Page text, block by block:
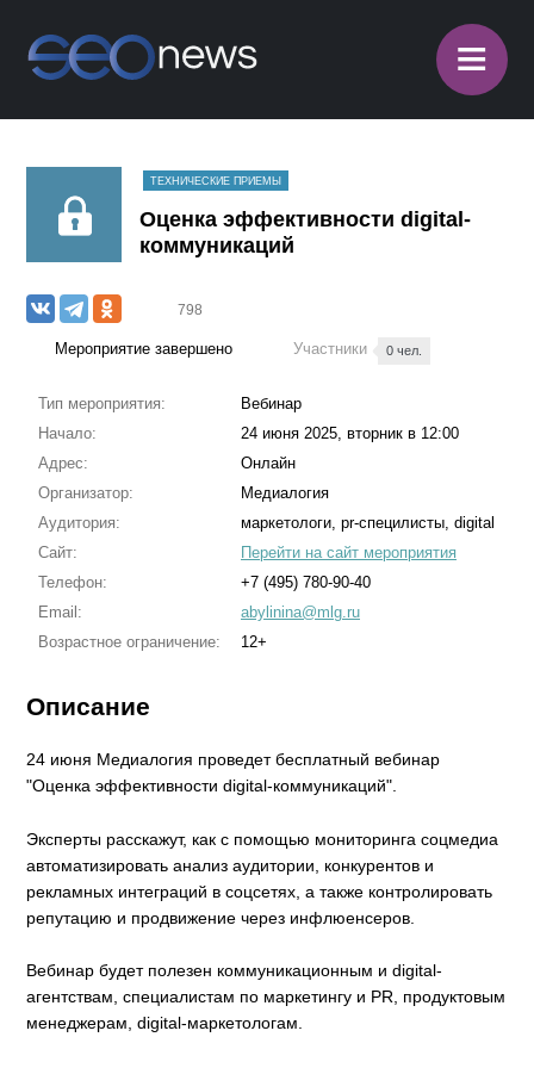
≡
ТЕХНИЧЕСКИЕ ПРИЕМЫ
Оценка эффективности digital-
коммуникаций
798
Мероприятие завершено Участники 0 чел.
Тип мероприятия:
Вебинар
Начало:
24 июня 2025, вторник в 12:00
Адрес:
Онлайн
Организатор:
Медиалогия
Аудитория:
маркетологи, pr-специлисты, digital
Сайт:
Перейти на сайт мероприятия
Телефон:
+7 (495) 780-90-40
Email:
abylinina@mlg.ru
Возрастное ограничение:
12+
Описание
24 июня Медиалогия проведет бесплатный вебинар
"Оценка эффективности digital-коммуникаций".
Эксперты расскажут, как с помощью мониторинга соцмедиа
автоматизировать анализ аудитории, конкурентов и
рекламных интеграций в соцсетях, а также контролировать
репутацию и продвижение через инфлюенсеров.
Вебинар будет полезен коммуникационным и digital-
агентствам, специалистам по маркетингу и PR, продуктовым
менеджерам, digital-маркетологам.